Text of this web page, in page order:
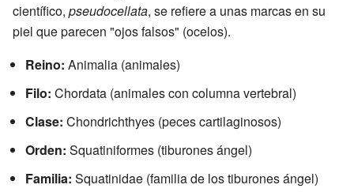
científico, pseudocellata, se refiere a unas marcas en su
piel que parecen "ojos falsos" (ocelos).
Reino: Animalia (animales)
Filo: Chordata (animales con columna vertebral)
Clase: Chondrichthyes (peces cartilaginosos)
Orden: Squatiniformes (tiburones ángel)
Familia: Squatinidae (familia de los tiburones ángel)